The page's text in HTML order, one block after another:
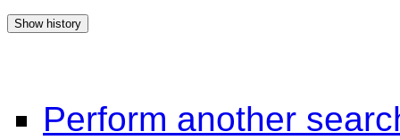
Perform another